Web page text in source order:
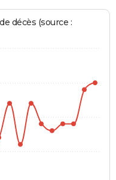
décès (source :